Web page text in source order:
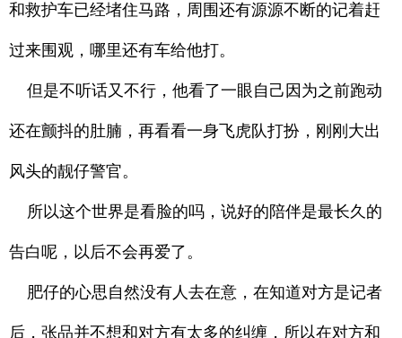
和救护车已经堵住马路，周围还有源源不断的记着赶
过来围观，哪里还有车给他打。
但是不听话又不行，他看了一眼自己因为之前跑动
还在颤抖的肚腩，再看看一身飞虎队打扮，刚刚大出
风头的靓仔警官。
所以这个世界是看脸的吗，说好的陪伴是最长久的
告白呢，以后不会再爱了。
肥仔的心思自然没有人去在意，在知道对方是记者
后，张品并不想和对方有太多的纠缠，所以在对方和